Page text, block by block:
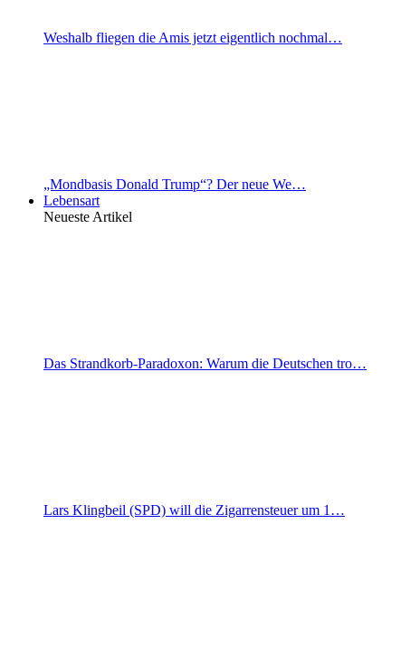
Weshalb fliegen die Amis jetzt eigentlich nochmal…
„Mondbasis Donald Trump“? Der neue We…
Lebensart
Neueste Artikel
Das Strandkorb-Paradoxon: Warum die Deutschen tro…
Lars Klingbeil (SPD) will die Zigarrensteuer um 1…